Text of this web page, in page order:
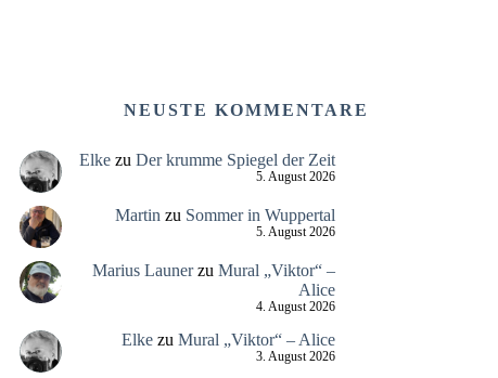
NEUSTE KOMMENTARE
Elkezu Der krumme Spiegel der Zeit
5. August 2026
Martin zu Sommer in Wuppertal
5. August 2026
Marius Launerzu Mural „Viktor“ –
Alice
4. August 2026
Elkezu Mural „Viktor“ – Alice
3. August 2026